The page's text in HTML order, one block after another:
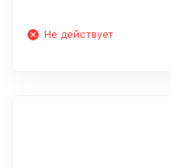
Не действует